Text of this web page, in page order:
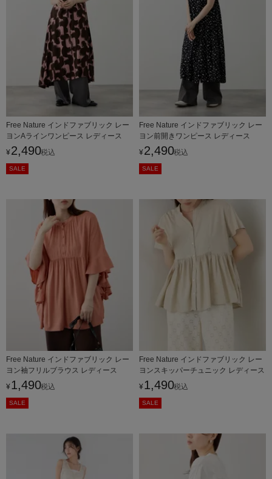
Free Nature インドファブリック レー
ヨンAラインワンピース レディース
¥ 2,490税込
SALE
Free Nature インドファブリック レー
ヨン前開きワンピース レディース
¥ 2,490税込
SALE
Free Nature インドファブリック レー
ヨン袖フリルブラウス レディース
¥ 1,490税込
SALE
Free Nature インドファブリック レー
ヨンスキッパーチュニック レディース
¥ 1,490税込
SALE